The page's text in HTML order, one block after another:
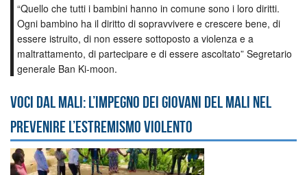
“Quello che tutti i bambini hanno in comune sono i loro diritti.
Ogni bambino ha il diritto di sopravvivere e crescere bene, di
essere istruito, di non essere sottoposto a violenza e a
maltrattamento, di partecipare e di essere ascoltato” Segretario
generale Ban Ki-moon.
Voci dal Mali: l’impegno dei giovani del Mali nel
prevenire l’estremismo violento